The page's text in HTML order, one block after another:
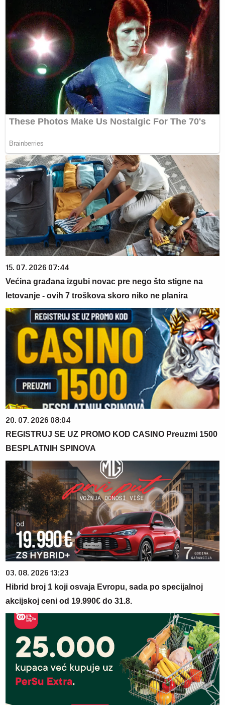
15. 07. 2026 07:44
Većina građana izgubi novac pre nego što stigne na
letovanje - ovih 7 troškova skoro niko ne planira
20. 07. 2026 08:04
REGISTRUJ SE UZ PROMO KOD CASINO Preuzmi 1500
BESPLATNIH SPINOVA
03. 08. 2026 13:23
Hibrid broj 1 koji osvaja Evropu, sada po specijalnoj
akcijskoj ceni od 19.990€ do 31.8.